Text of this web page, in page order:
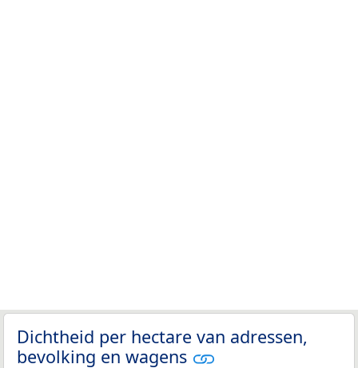
Dichtheid per hectare van adressen,
bevolking en wagens